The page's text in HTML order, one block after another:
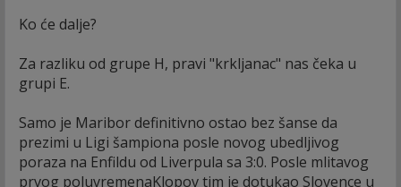
Ko će dalje?
Za razliku od grupe H, pravi "krkljanac" nas čeka u
grupi E.
Samo je Maribor definitivno ostao bez šanse da
prezimi u Ligi šampiona posle novog ubedljivog
poraza na Enfildu od Liverpula sa 3:0. Posle mlitavog
prvog poluvremenaKlopov tim je dotukao Slovence u